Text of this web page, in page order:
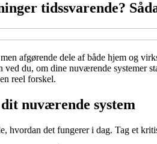
tidssvarende?
afgørende dele af både hjem og
ved du, om dine nuværende systemer
reel forskel.
nuværende system
hvordan det fungerer i dag. Tag et